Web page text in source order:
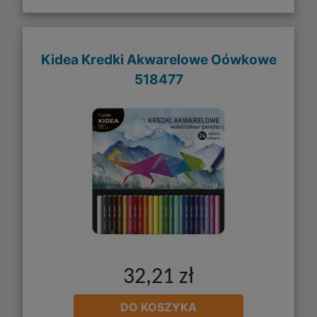
Kidea Kredki Akwarelowe Oówkowe
518477
32,21 zł
DO KOSZYKA